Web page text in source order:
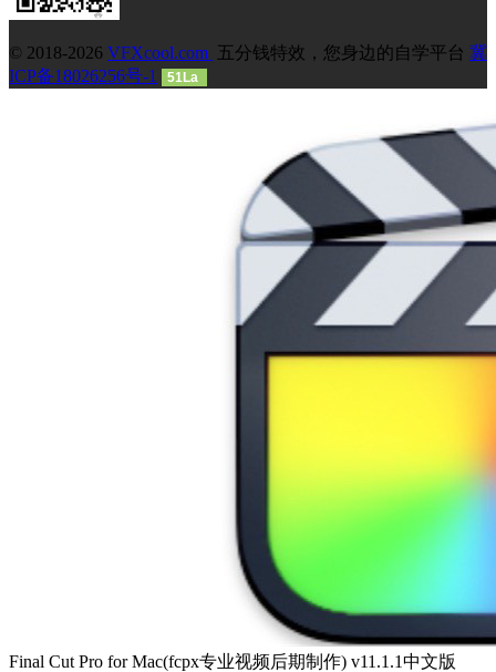
© 2018-2026 VFXcool.com 五分钱特效，您身边的自学平台 冀
ICP备18026256号-1
51La
Final Cut Pro for Mac(fcpx专业视频后期制作) v11.1.1中文版